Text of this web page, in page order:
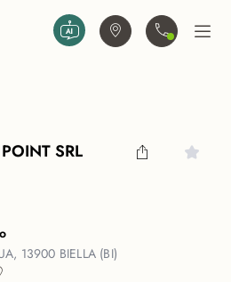
Trova agenziaContattaciApri
SRL
13900 BIELLA (BI)